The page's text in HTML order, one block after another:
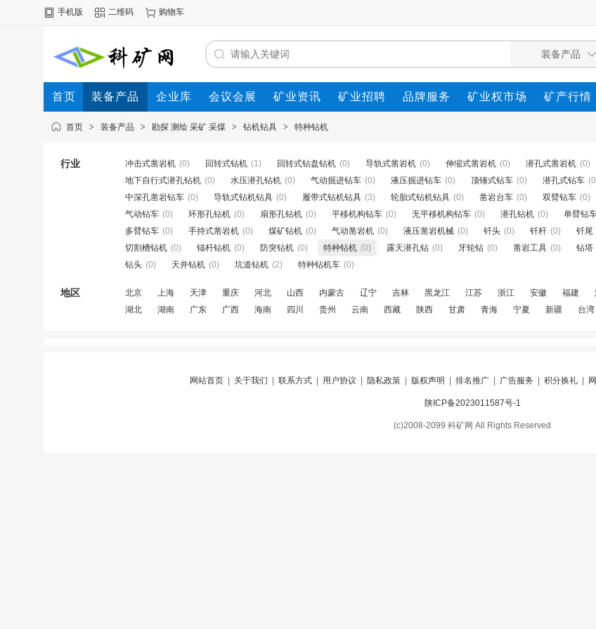
手机版 二维码 购物车
首页 装备产品 企业库 会议会展 矿业资讯 矿业招聘 品牌服务 矿业权市场 矿产行情
首页 > 装备产品 > 勘探 测绘 采矿 采煤 > 钻机钻具 > 特种钻机
行业 冲击式凿岩机 (0) 回转式钻机 (1) 回转式钻盘钻机 (0) 导轨式凿岩机 (0) 伸缩式凿岩机 (0) 潜孔式凿岩机 (0)
地下自行式潜孔钻机 (0) 水压潜孔钻机 (0) 气动掘进钻车 (0) 液压掘进钻车 (0) 顶锤式钻车 (0) 潜孔式钻车
中深孔凿岩钻车 (0) 导轨式钻机钻具 (0) 履带式钻机钻具 (3) 轮胎式钻机钻具 (0) 凿岩台车 (0) 双臂钻车 (0)
气动钻车 (0) 环形孔钻机 (0) 扇形孔钻机 (0) 平移机构钻车 (0) 无平移机构钻车 (0) 潜孔钻机 (0) 单臂钻
多臂钻车 (0) 手持式凿岩机 (0) 煤矿钻机 (0) 气动凿岩机 (0) 液压凿岩机械 (0) 钎头 (0) 钎杆 (0) 钎尾
切割槽钻机 (0) 锚杆钻机 (0) 防突钻机 (0) 特种钻机 (0) 露天潜孔钻 (0) 牙轮钻 (0) 凿岩工具 (0) 钻塔
钻头 (0) 天井钻机 (0) 坑道钻机 (2) 特种钻机车 (0)
地区 北京 上海 天津 重庆 河北 山西 内蒙古 辽宁 吉林 黑龙江 江苏 浙江 安徽 福建
湖北
湖南 广东 广西 海南 四川 贵州 云南 西藏 陕西 甘肃 青海 宁夏 新疆 台湾
网站首页 关于我们 联系方式 用户协议 隐私政策 版权声明 排名推广 广告服务 积分换礼
陕ICP备2023011587号-1
(c)2008-2099 科矿网 All Rights Reserved